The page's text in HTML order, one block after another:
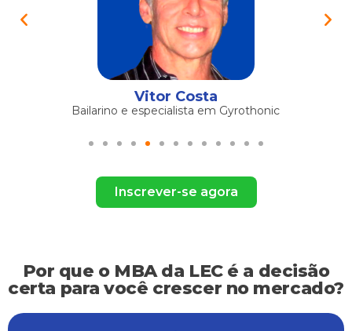
Vitor Costa
Bailarino e especialista em Gyrothonic
Inscrever-se agora
Por que o MBA da LEC é a decisão
certa para você crescer no mercado?